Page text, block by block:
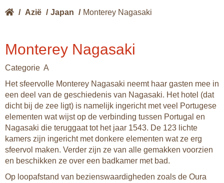
/ Azië / Japan / Monterey Nagasaki
Monterey Nagasaki
Categorie A
Het sfeervolle Monterey Nagasaki neemt haar gasten mee in
een deel van de geschiedenis van Nagasaki. Het hotel (dat
dicht bij de zee ligt) is namelijk ingericht met veel Portugese
elementen wat wijst op de verbinding tussen Portugal en
Nagasaki die teruggaat tot het jaar 1543. De 123 lichte
kamers zijn ingericht met donkere elementen wat ze erg
sfeervol maken. Verder zijn ze van alle gemakken voorzien
en beschikken ze over een badkamer met bad.
Op loopafstand van bezienswaardigheden zoals de Oura